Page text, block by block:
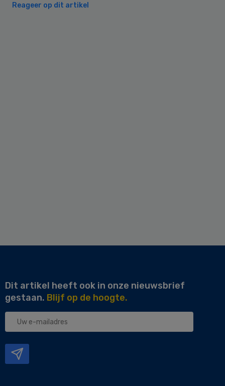
Reageer op dit artikel
Dit artikel heeft ook in onze nieuwsbrief
gestaan. Blijf op de hoogte.
Uw